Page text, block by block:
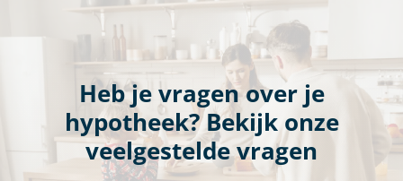
Heb je vragen over je
hypotheek? Bekijk onze
veelgestelde vragen